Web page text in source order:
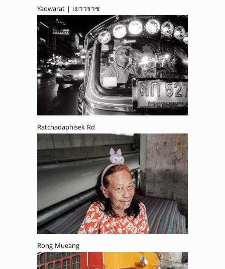
Yaowarat | เยาวราช
Ratchadaphisek Rd
Rong Mueang